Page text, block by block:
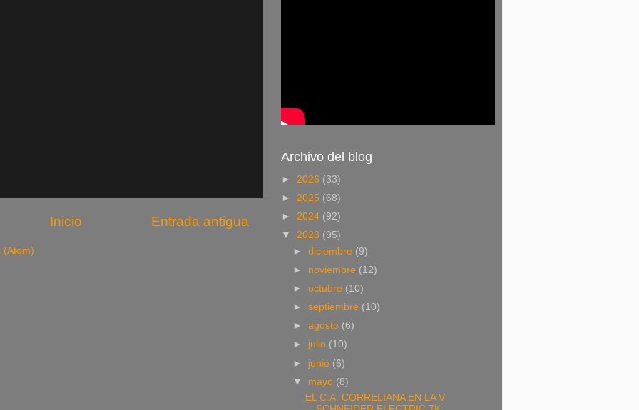
Entrada antigua
Inicio
(Atom)
Archivo del blog
► 2026 (33)
► 2025 (68)
► 2024 (92)
▼ 2023 (95)
►diciembre (9)
► noviembre (12)
►octubre (10)
►septiembre (10)
►agosto (6)
► julio (10)
► junio (6)
▼ mayo (8)
EL C.A. CORRELIANA EN LA V